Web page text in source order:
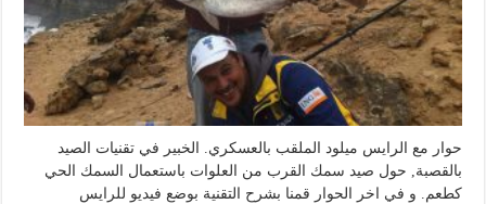
حوار مع الرايس ميلود الملقب بالعسكري. الخبير في تقنيات الصيد
بالقصبة, حول صيد سمك القرب من العلوات باستعمال السمك الحي
كطعم. و في اخر الحوار قمنا بشرح التقنية بوضع فيديو للرايس